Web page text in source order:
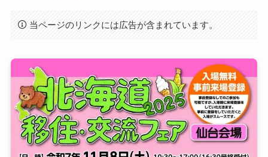
当ページのリンクには広告が含まれています。